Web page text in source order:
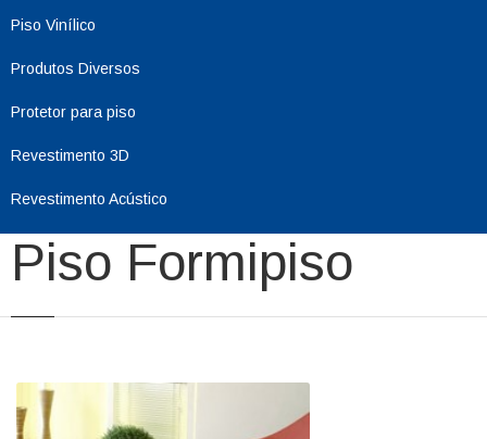
Piso Vinílico
Produtos Diversos
Protetor para piso
Revestimento 3D
Revestimento Acústico
Piso Formipiso